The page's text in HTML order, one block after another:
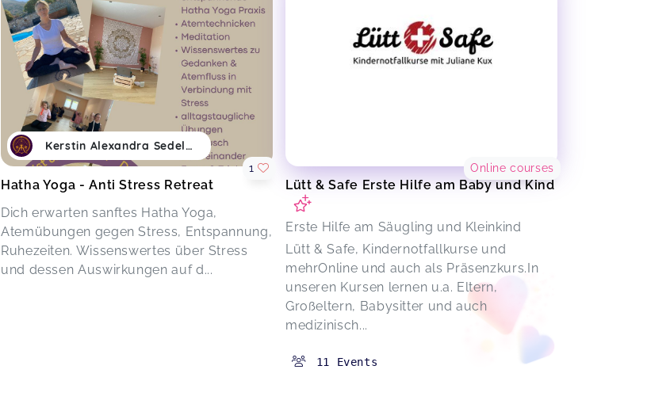
Kerstin Alexandra Sedelmaier
Hatha Yoga - Anti Stress Retreat
Dich erwarten sanftes Hatha Yoga,
Atemübungen gegen Stress, Entspannung,
Ruhezeiten. Wissenswertes über Stress
und dessen Auswirkungen auf d...
1
Lütt & Safe Erste Hilfe am Baby und Kind
Erste Hilfe am Säugling und Kleinkind
Lütt & Safe, Kindernotfallkurse und
mehrOnline und auch als Präsenzkurs.In
unseren Kursen lernen u.a. Eltern,
Großeltern, Babysitter und auch
medizinisch...
Online courses
11 Events